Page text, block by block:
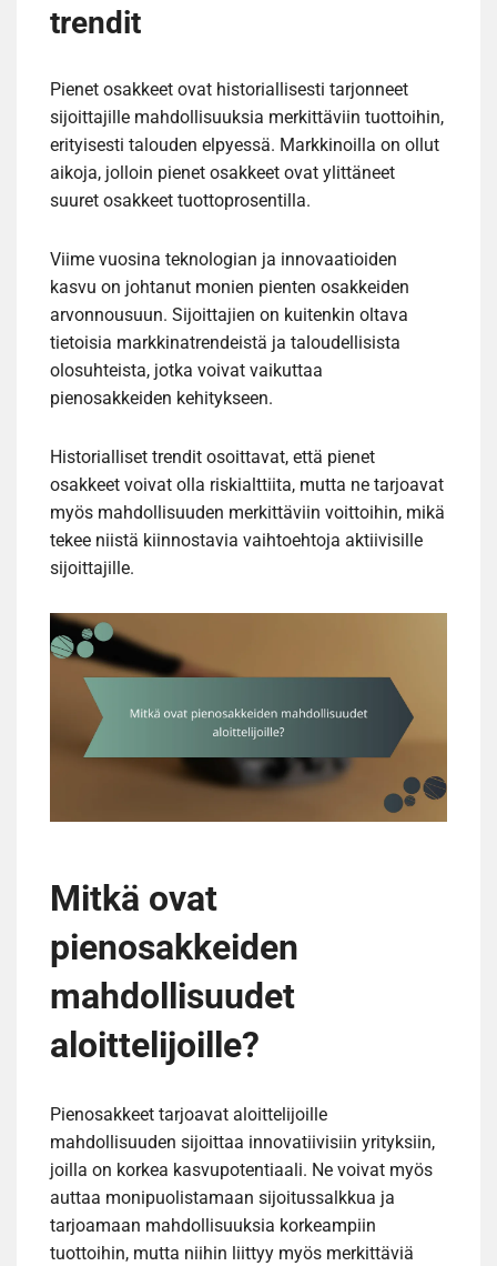
trendit
Pienet osakkeet ovat historiallisesti tarjonneet
sijoittajille mahdollisuuksia merkittäviin tuottoihin,
erityisesti talouden elpyessä. Markkinoilla on ollut
aikoja, jolloin pienet osakkeet ovat ylittäneet
suuret osakkeet tuottoprosentilla.
Viime vuosina teknologian ja innovaatioiden
kasvu on johtanut monien pienten osakkeiden
arvonnousuun. Sijoittajien on kuitenkin oltava
tietoisia markkinatrendeistä ja taloudellisista
olosuhteista, jotka voivat vaikuttaa
pienosakkeiden kehitykseen.
Historialliset trendit osoittavat, että pienet
osakkeet voivat olla riskialttiita, mutta ne tarjoavat
myös mahdollisuuden merkittäviin voittoihin, mikä
tekee niistä kiinnostavia vaihtoehtoja aktiivisille
sijoittajille.
Mitkä ovat
pienosakkeiden
mahdollisuudet
aloittelijoille?
Pienosakkeet tarjoavat aloittelijoille
mahdollisuuden sijoittaa innovatiivisiin yrityksiin,
joilla on korkea kasvupotentiaali. Ne voivat myös
auttaa monipuolistamaan sijoitussalkkua ja
tarjoamaan mahdollisuuksia korkeampiin
tuottoihin, mutta niihin liittyy myös merkittäviä